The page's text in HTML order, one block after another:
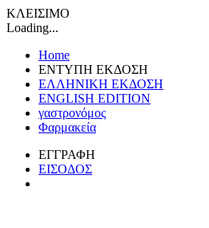
ΚΛΕΙΣΙΜΟ
Loading...
Home
ΕΝΤΥΠΗ ΕΚΔΟΣΗ
ΕΛΛΗΝΙΚΗ ΕΚΔΟΣΗ
ENGLISH EDITION
γαστρονόμος
Φαρμακεία
ΕΓΓΡΑΦΗ
ΕΙΣΟΔΟΣ